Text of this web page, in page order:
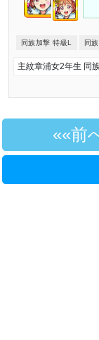
同族加撃 特級L 同
主紋章浦女2年生 同
«前